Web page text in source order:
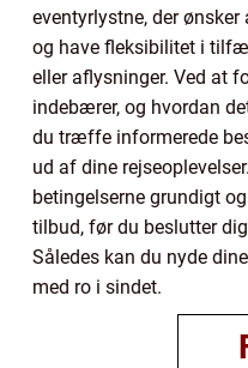
eventyrlystne, der
og have fleksibilitet i
eller aflysninger. Ved at
indebærer, og hvordan
du træffe informerede
ud af dine
betingelserne grundigt
tilbud, før du beslutter
Således kan du nyde
med ro i sindet.